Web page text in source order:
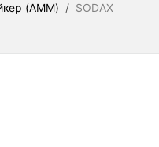
(AMM) / SODAX